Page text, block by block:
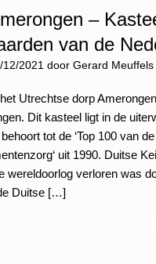
–
van de
12/2021 door Gerard Meuffels
Utrechtse dorp
Dit kasteel ligt in de
tot de ‘Top 100 van
uit 1990. Duitse
wereldoorlog verloren was
Duitse […]